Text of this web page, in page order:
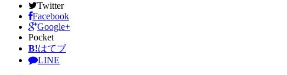
Twitter
Facebook
Google+
Pocket
B!はてブ
LINE